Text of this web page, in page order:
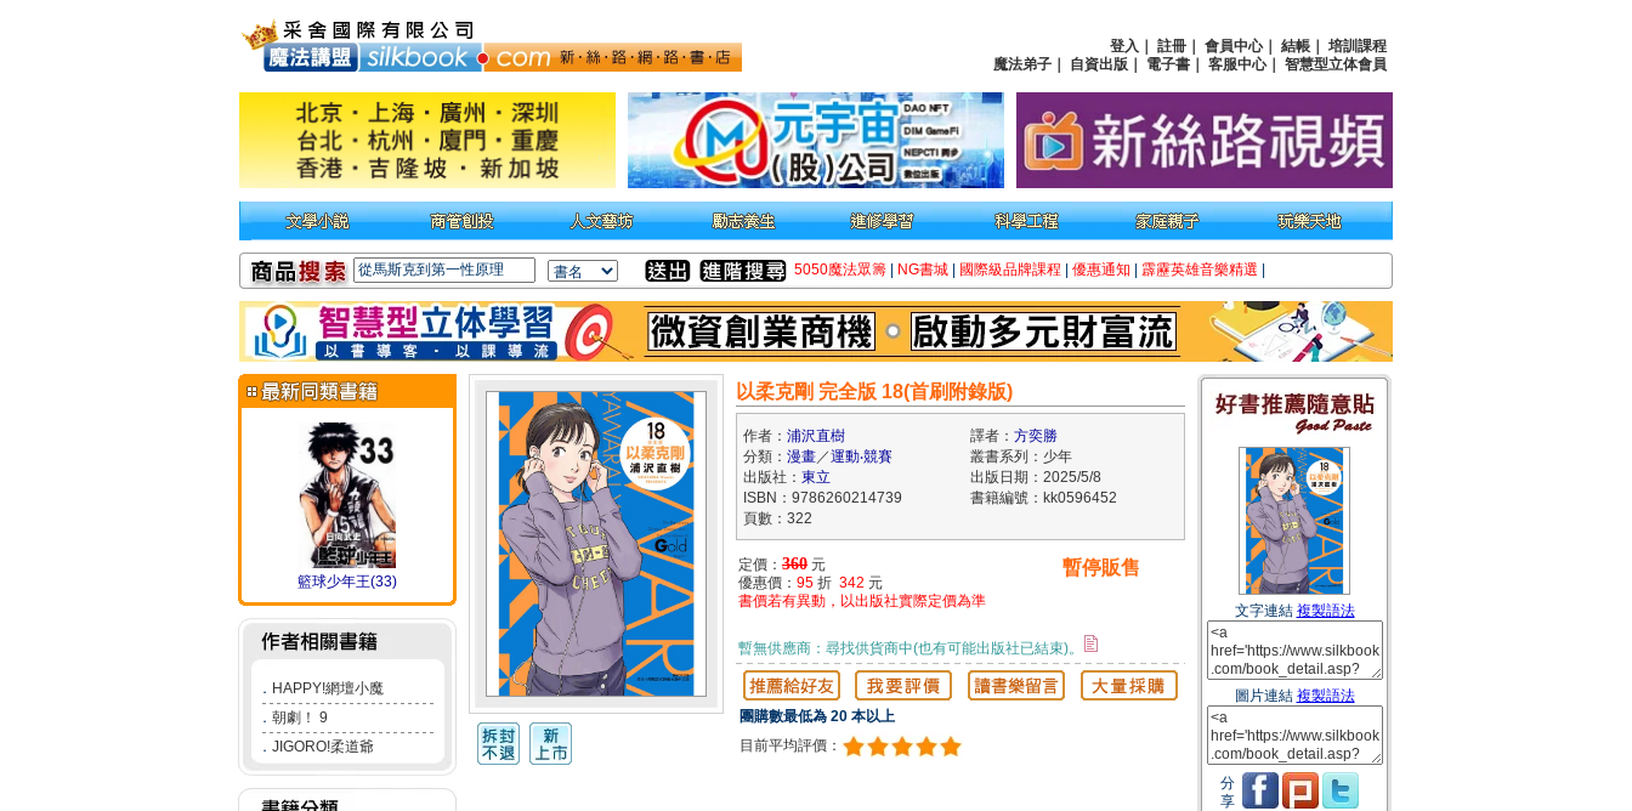
登入 註冊 會員中心｜ 結帳
培訓課程
魔法弟子
自資出版 電子書 客服中心｜ 智慧型立体會員
5050魔法眾籌 NG書城 國際級品牌課程 優惠通知 霹靂英雄音樂精選
籃球少年王(33)
． HAPPY!網壇小魔
． 朝劇！ 9
． JIGORO!柔道爺
以柔克剛 完全版 18(首刷附錄版)
作者： 浦沢直樹 譯者： 方奕勝
分類： 漫畫／運動‧競賽
叢書系列：少年
出版社： 東立
出版日期：2025/5/8
ISBN：9786260214739
書籍編號：kk0596452
頁數：322
定價： 360 元
優惠價： 95 折 342 元
書價若有異動，以出版社實際定價為準
暫停販售
暫無供應商：尋找供貨商中(也有可能出版社已結束)。
團購數最低為 20 本以上
目前平均評價：
文字連結 複製語法
圖片連結 複製語法
分
享